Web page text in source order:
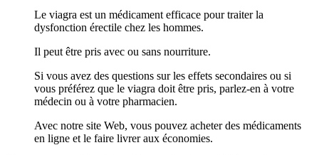
Le viagra est un médicament efficace pour traiter la
dysfonction érectile chez les hommes.
Il peut être pris avec ou sans nourriture.
Si vous avez des questions sur les effets secondaires ou si
vous préférez que le viagra doit être pris, parlez-en à votre
médecin ou à votre pharmacien.
Avec notre site Web, vous pouvez acheter des médicaments
en ligne et le faire livrer aux économies.